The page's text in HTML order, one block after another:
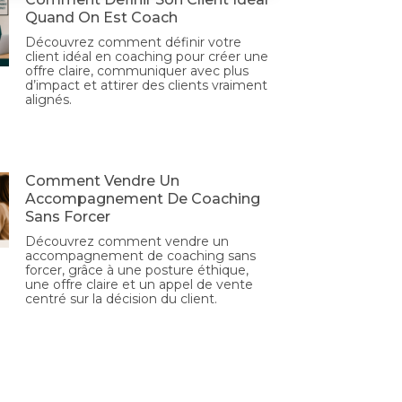
Quand On Est Coach
Découvrez comment définir votre
client idéal en coaching pour créer une
offre claire, communiquer avec plus
d’impact et attirer des clients vraiment
alignés.
Comment Vendre Un
Accompagnement De Coaching
Sans Forcer
Découvrez comment vendre un
accompagnement de coaching sans
forcer, grâce à une posture éthique,
une offre claire et un appel de vente
centré sur la décision du client.